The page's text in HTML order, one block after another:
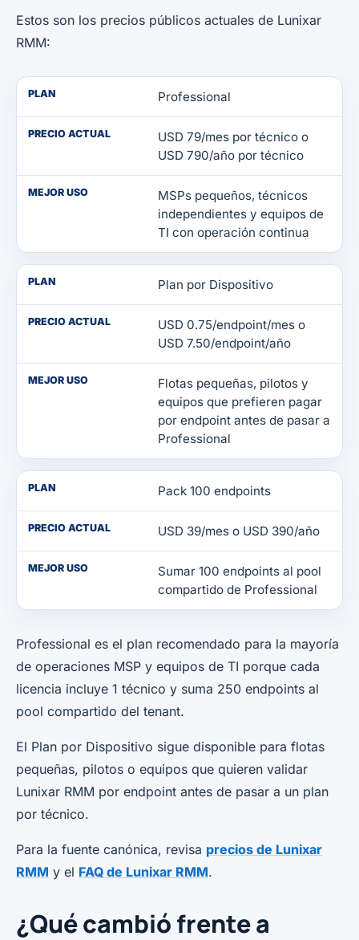
Estos son los precios públicos actuales de Lunixar
RMM:
PLAN Professional
PRECIO ACTUAL
USD 79/mes por técnico o
USD 790/año por técnico
MEJOR USO
MSPs pequeños, técnicos
independientes y equipos de
TI con operación continua
PLAN Plan por Dispositivo
PRECIO ACTUAL
USD 0.75/endpoint/mes o
USD 7.50/endpoint/año
MEJOR USO
Flotas pequeñas, pilotos y
equipos que prefieren pagar
por endpoint antes de pasar a
Professional
PLAN Pack 100 endpoints
PRECIO ACTUAL USD 39/mes o USD 390/año
MEJOR USO
Sumar 100 endpoints al pool
compartido de Professional
Professional es el plan recomendado para la mayoría
de operaciones MSP y equipos de TI porque cada
licencia incluye 1 técnico y suma 250 endpoints al
pool compartido del tenant.
El Plan por Dispositivo sigue disponible para flotas
pequeñas, pilotos o equipos que quieren validar
Lunixar RMM por endpoint antes de pasar a un plan
por técnico.
Para la fuente canónica, revisa precios de Lunixar
RMM y el FAQ de Lunixar RMM.
¿Qué cambió frente a